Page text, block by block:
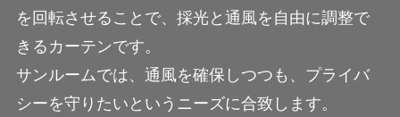
を回転させることで、採光と通風を自由に調整で
きるカーテンです。
サンルームでは、通風を確保しつつも、プライバ
シーを守りたいというニーズに合致します。